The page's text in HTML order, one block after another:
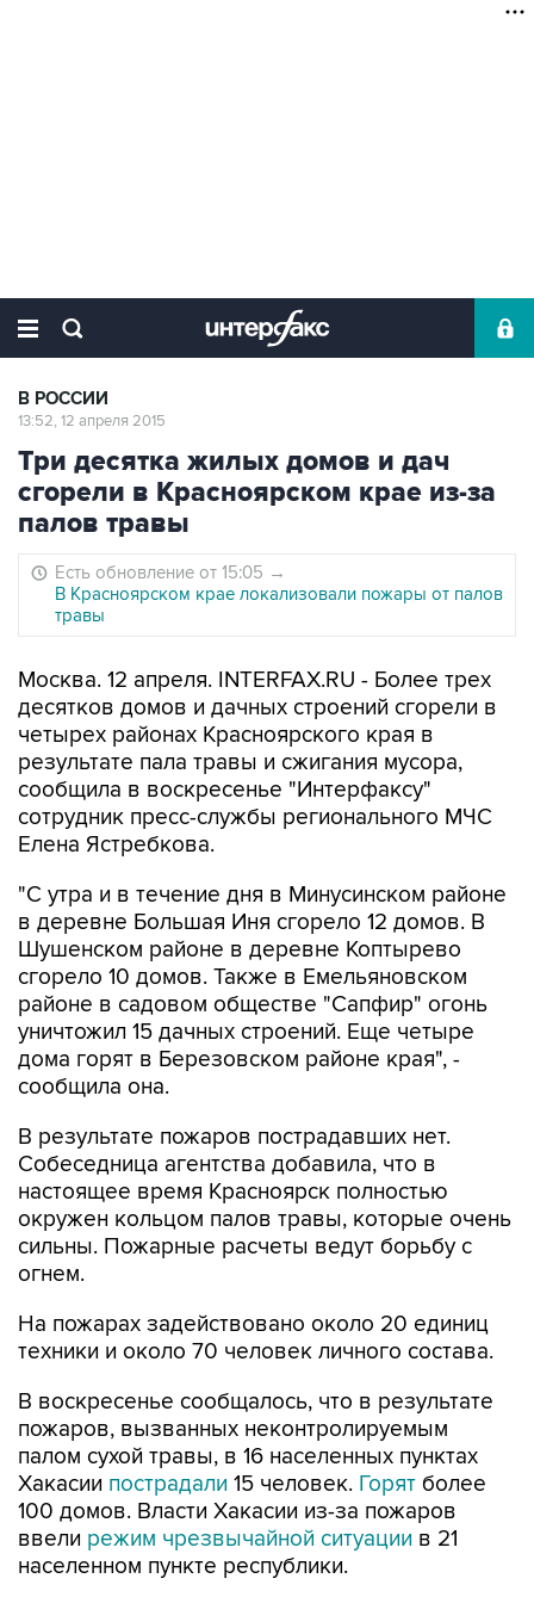
В РОССИИ
13:52, 12 апреля 2015
Три десятка жилых домов и дач
сгорели в Красноярском крае из-за
палов травы
Есть обновление от 15:05 →
В Красноярском крае локализовали пожары от палов
травы
Москва. 12 апреля. INTERFAX.RU - Более трех
десятков домов и дачных строений сгорели в
четырех районах Красноярского края в
результате пала травы и сжигания мусора,
сообщила в воскресенье "Интерфаксу"
сотрудник пресс-службы регионального МЧС
Елена Ястребкова.
"С утра и в течение дня в Минусинском районе
в деревне Большая Иня сгорело 12 домов. В
Шушенском районе в деревне Коптырево
сгорело 10 домов. Также в Емельяновском
районе в садовом обществе "Сапфир" огонь
уничтожил 15 дачных строений. Еще четыре
дома горят в Березовском районе края", -
сообщила она.
В результате пожаров пострадавших нет.
Собеседница агентства добавила, что в
настоящее время Красноярск полностью
окружен кольцом палов травы, которые очень
сильны. Пожарные расчеты ведут борьбу с
огнем.
На пожарах задействовано около 20 единиц
техники и около 70 человек личного состава.
В воскресенье сообщалось, что в результате
пожаров, вызванных неконтролируемым
палом сухой травы, в 16 населенных пунктах
Хакасии пострадали 15 человек. Горят более
100 домов. Власти Хакасии из-за пожаров
ввели режим чрезвычайной ситуации в 21
населенном пункте республики.